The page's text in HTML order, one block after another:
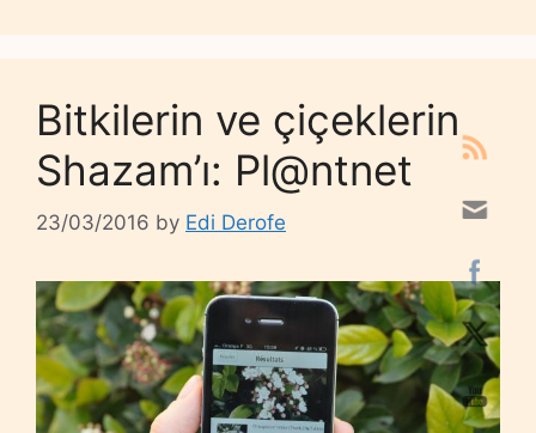
Bitkilerin ve çiçeklerin
Shazam’ı: Pl@ntnet
23/03/2016 by Edi Derofe